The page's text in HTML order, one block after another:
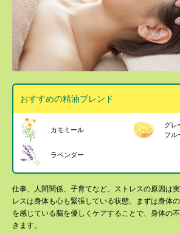
おすすめの精油ブレンド
カモミール
グレ
フル
ラベンダー
仕事、人間関係、子育てなど、ストレスの原因は
レスは身体も心も緊張している状態。まずは身体
を感じている脳を優しくケアすることで、身体の
きます。